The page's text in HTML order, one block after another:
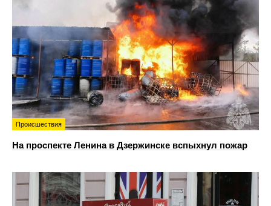
Происшествия
На проспекте Ленина в Дзержинске вспыхнул пожар